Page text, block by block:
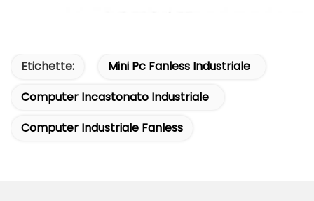
Etichette:
Mini Pc Fanless Industriale
Computer Incastonato Industriale
Computer Industriale Fanless